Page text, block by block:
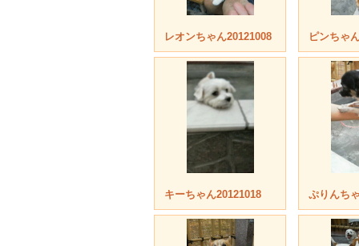
レオンちゃん20121008 ピンちゃ
キーちゃん20121018 ぷりんち